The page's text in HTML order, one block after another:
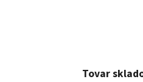
Tovar